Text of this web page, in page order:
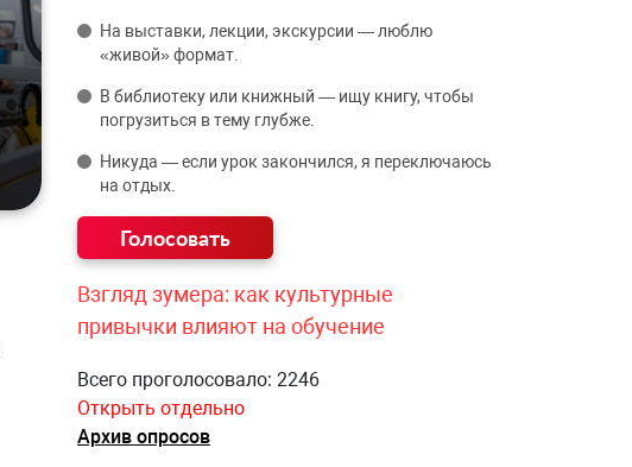
На выставки, лекции, экскурсии — люблю
«живой» формат.
В библиотеку или книжный — ищу книгу, чтобы
погрузиться в тему глубже.
Никуда — если урок закончился, я переключаюсь
на отдых.
Взгляд зумера: как культурные
привычки влияют на обучение
Всего проголосовало: 2246
Открыть отдельно
Архив опросов